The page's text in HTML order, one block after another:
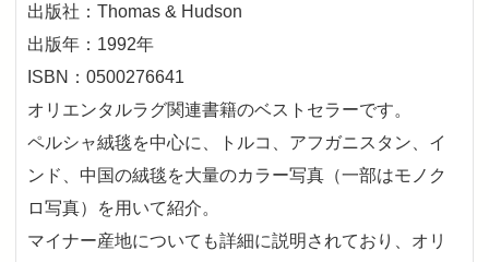
出版社：Thomas & Hudson
出版年：1992年
ISBN：0500276641
オリエンタルラグ関連書籍のベストセラーです。
ペルシャ絨毯を中心に、トルコ、アフガニスタン、イ
ンド、中国の絨毯を大量のカラー写真（一部はモノク
ロ写真）を用いて紹介。
マイナー産地についても詳細に説明されており、オリ